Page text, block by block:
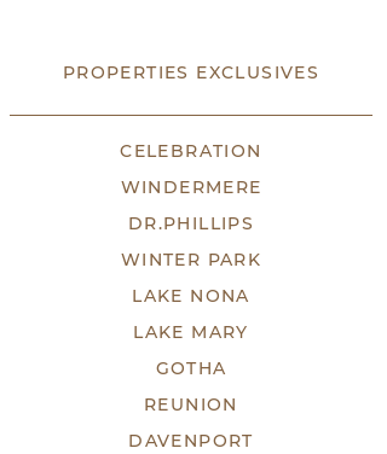
PROPERTIES EXCLUSIVES
CELEBRATION
WINDERMERE
DR.PHILLIPS
WINTER PARK
LAKE NONA
LAKE MARY
GOTHA
REUNION
DAVENPORT